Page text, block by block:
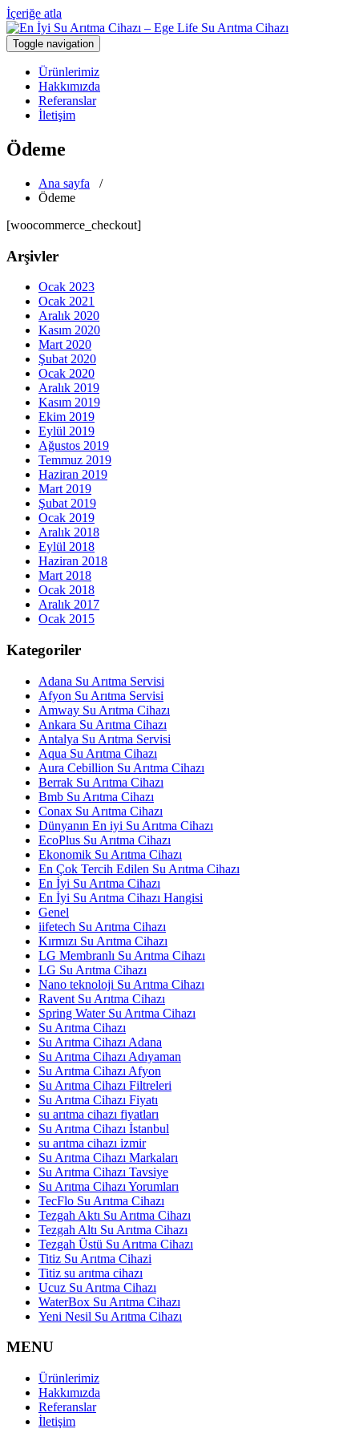
İçeriğe atla
En İyi Su Arıtma Cihazı – Ege Life Su
Arıtma Cihazı
Türkiye'nin En Güvenilir Markası Ege Life
Toggle navigation
Ürünlerimiz
Hakkımızda
Referanslar
İletişim
Ödeme
Ana sayfa /
Ödeme
[woocommerce_checkout]
Arşivler
Ocak 2023
Ocak 2021
Aralık 2020
Kasım 2020
Mart 2020
Şubat 2020
Ocak 2020
Aralık 2019
Kasım 2019
Ekim 2019
Eylül 2019
Ağustos 2019
Temmuz 2019
Haziran 2019
Mart 2019
Şubat 2019
Ocak 2019
Aralık 2018
Eylül 2018
Haziran 2018
Mart 2018
Ocak 2018
Aralık 2017
Ocak 2015
Kategoriler
Adana Su Arıtma Servisi
Afyon Su Arıtma Servisi
Amway Su Arıtma Cihazı
Ankara Su Arıtma Cihazı
Antalya Su Arıtma Servisi
Aqua Su Arıtma Cihazı
Aura Cebillion Su Arıtma Cihazı
Berrak Su Arıtma Cihazı
Bmb Su Arıtma Cihazı
Conax Su Arıtma Cihazı
Dünyanın En iyi Su Arıtma Cihazı
EcoPlus Su Arıtma Cihazı
Ekonomik Su Arıtma Cihazı
En Çok Tercih Edilen Su Arıtma Cihazı
En İyi Su Arıtma Cihazı
En İyi Su Arıtma Cihazı Hangisi
Genel
iifetech Su Arıtma Cihazı
Kırmızı Su Arıtma Cihazı
LG Membranlı Su Arıtma Cihazı
LG Su Arıtma Cihazı
Nano teknoloji Su Arıtma Cihazı
Ravent Su Arıtma Cihazı
Spring Water Su Arıtma Cihazı
Su Arıtma Cihazı
Su Arıtma Cihazı Adana
Su Arıtma Cihazı Adıyaman
Su Arıtma Cihazı Afyon
Su Arıtma Cihazı Filtreleri
Su Arıtma Cihazı Fiyatı
su arıtma cihazı fiyatları
Su Arıtma Cihazı İstanbul
su arıtma cihazı izmir
Su Arıtma Cihazı Markaları
Su Arıtma Cihazı Tavsiye
Su Arıtma Cihazı Yorumları
TecFlo Su Arıtma Cihazı
Tezgah Aktı Su Arıtma Cihazı
Tezgah Altı Su Arıtma Cihazı
Tezgah Üstü Su Arıtma Cihazı
Titiz Su Arıtma Cihazi
Titiz su arıtma cihazı
Ucuz Su Arıtma Cihazı
WaterBox Su Arıtma Cihazı
Yeni Nesil Su Arıtma Cihazı
MENU
Ürünlerimiz
Hakkımızda
Referanslar
İletişim